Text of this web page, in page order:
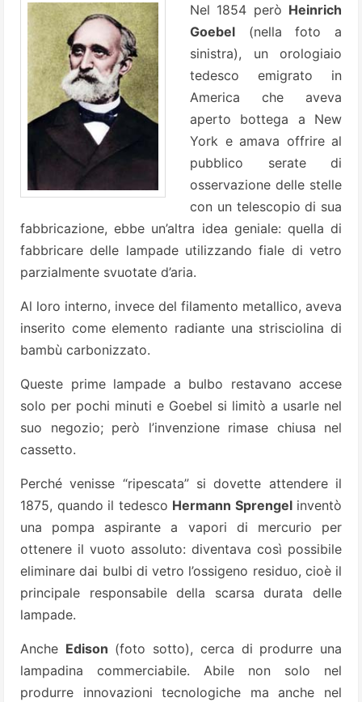
Nel 1854 però Heinrich
Goebel (nella foto a
sinistra), un orologiaio
tedesco emigrato in
America che aveva
aperto bottega a New
York e amava offrire al
pubblico serate di
osservazione delle stelle
con un telescopio di sua
fabbricazione, ebbe un’altra idea geniale: quella di
fabbricare delle lampade utilizzando fiale di vetro
parzialmente svuotate d’aria.
Al loro interno, invece del filamento metallico, aveva
inserito come elemento radiante una strisciolina di
bambù carbonizzato.
Queste prime lampade a bulbo restavano accese
solo per pochi minuti e Goebel si limitò a usarle nel
suo negozio; però l’invenzione rimase chiusa nel
cassetto.
Perché venisse “ripescata” si dovette attendere il
1875, quando il tedesco Hermann Sprengelinventò
una pompa aspirante a vapori di mercurio per
ottenere il vuoto assoluto: diventava così possibile
eliminare dai bulbi di vetro l’ossigeno residuo, cioè il
principale responsabile della scarsa durata delle
lampade.
Anche Edison (foto sotto), cerca di produrre una
lampadina commerciabile. Abile non solo nel
produrre innovazioni tecnologiche ma anche nel